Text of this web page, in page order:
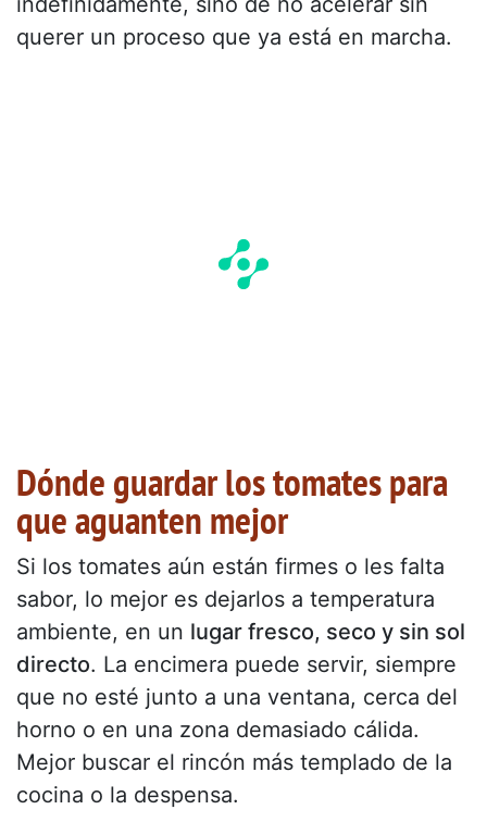
querer un proceso que ya está en marcha.
Dónde guardar los tomates para
que aguanten mejor
Si los tomates aún están firmes o les falta
sabor, lo mejor es dejarlos a temperatura
ambiente, en un lugar fresco, seco y sin sol
directo. La encimera puede servir, siempre
que no esté junto a una ventana, cerca del
horno o en una zona demasiado cálida.
Mejor buscar el rincón más templado de la
cocina o la despensa.